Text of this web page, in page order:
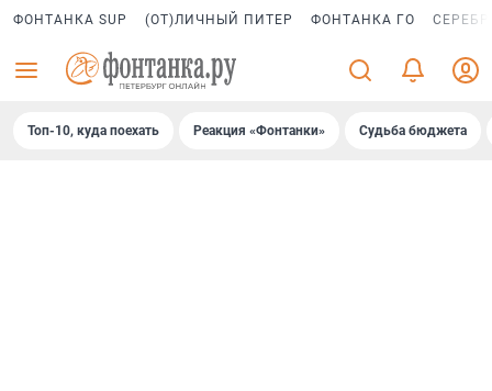
ФОНТАНКА SUP (ОТ)ЛИЧНЫЙ ПИТЕР ФОНТАНКА ГО
Топ-10, куда поехать Реакция «Фонтанки» Судьба бюджета